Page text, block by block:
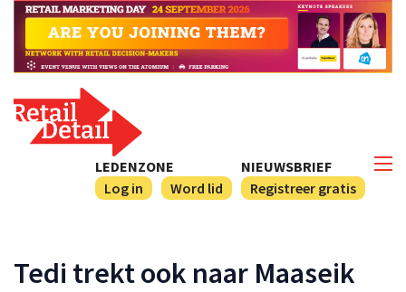
NIEUWSBRIEF
Registreer gratis
LEDENZONE
Log in
Word lid
Tedi trekt ook naar Maaseik